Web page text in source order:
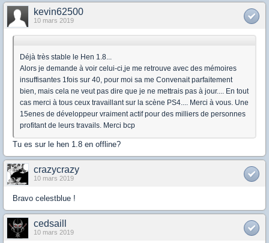
kevin62500
10 mars 2019
Déjà très stable le Hen 1.8...
Alors je demande à voir celui-ci,je me retrouve avec des mémoires
insuffisantes 1fois sur 40, pour moi sa me Convenait parfaitement
bien, mais cela ne veut pas dire que je ne mettrais pas à jour.... En tout
cas merci à tous ceux travaillant sur la scène PS4.... Merci à vous. Une
15enes de développeur vraiment actif pour des milliers de personnes
profitant de leurs travails. Merci bcp
Tu es sur le hen 1.8 en offline?
crazycrazy
10 mars 2019
Bravo celestblue !
cedsaill
10 mars 2019